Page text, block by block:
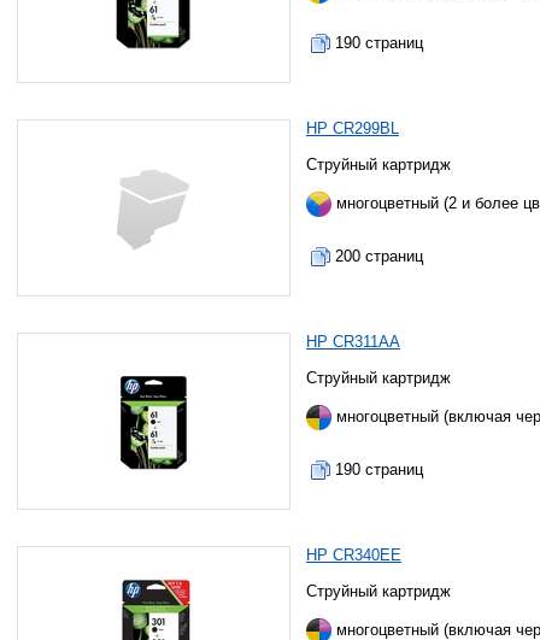
190 страниц
HP CR299BL
Струйный картридж
многоцветный (2 и более
200 страниц
HP CR311AA
Струйный картридж
многоцветный (включая
190 страниц
HP CR340EE
Струйный картридж
многоцветный (включая